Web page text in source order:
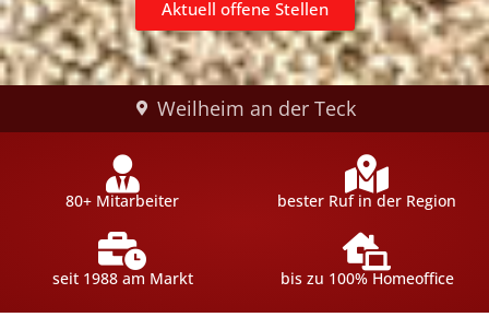
Aktuell offene Stellen
Weilheim an der Teck
80+ Mitarbeiter bester Ruf in der Region
seit 1988 am Markt bis zu 100% Homeoffice